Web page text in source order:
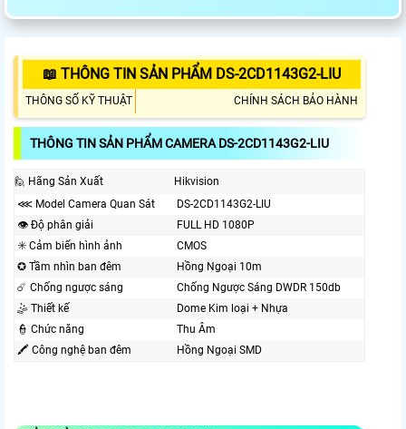
📖 THÔNG TIN SẢN PHẨM DS-2CD1143G2-LIU
THÔNG SỐ KỸ THUẬT CHÍNH SÁCH BẢO HÀNH
THÔNG TIN SẢN PHẨM CAMERA DS-2CD1143G2-LIU
🙋 Hãng Sản Xuất
Hikvision
⋘ Model Camera Quan Sát
DS-2CD1143G2-LIU
👁 Độ phân giải
FULL HD 1080P
✳️ Cảm biến hình ảnh
CMOS
✪ Tầm nhìn ban đêm
Hồng Ngoại 10m
☄️ Chống ngược sáng
Chống Ngược Sáng DWDR 150db
🤹 Thiết kế
Dome Kim loại + Nhựa
👮 Chức năng
Thu Âm
🖍 Công nghệ ban đêm
Hồng Ngoại SMD